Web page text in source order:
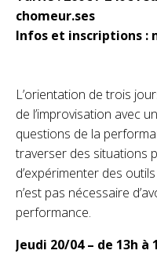
chomeur.ses
Infos et inscriptions :
L’orientation de trois
de l’improvisation avec
questions de la
traverser des situations
d’expérimenter des
n’est pas nécessaire
performance.
Jeudi 20/04 – de 13h